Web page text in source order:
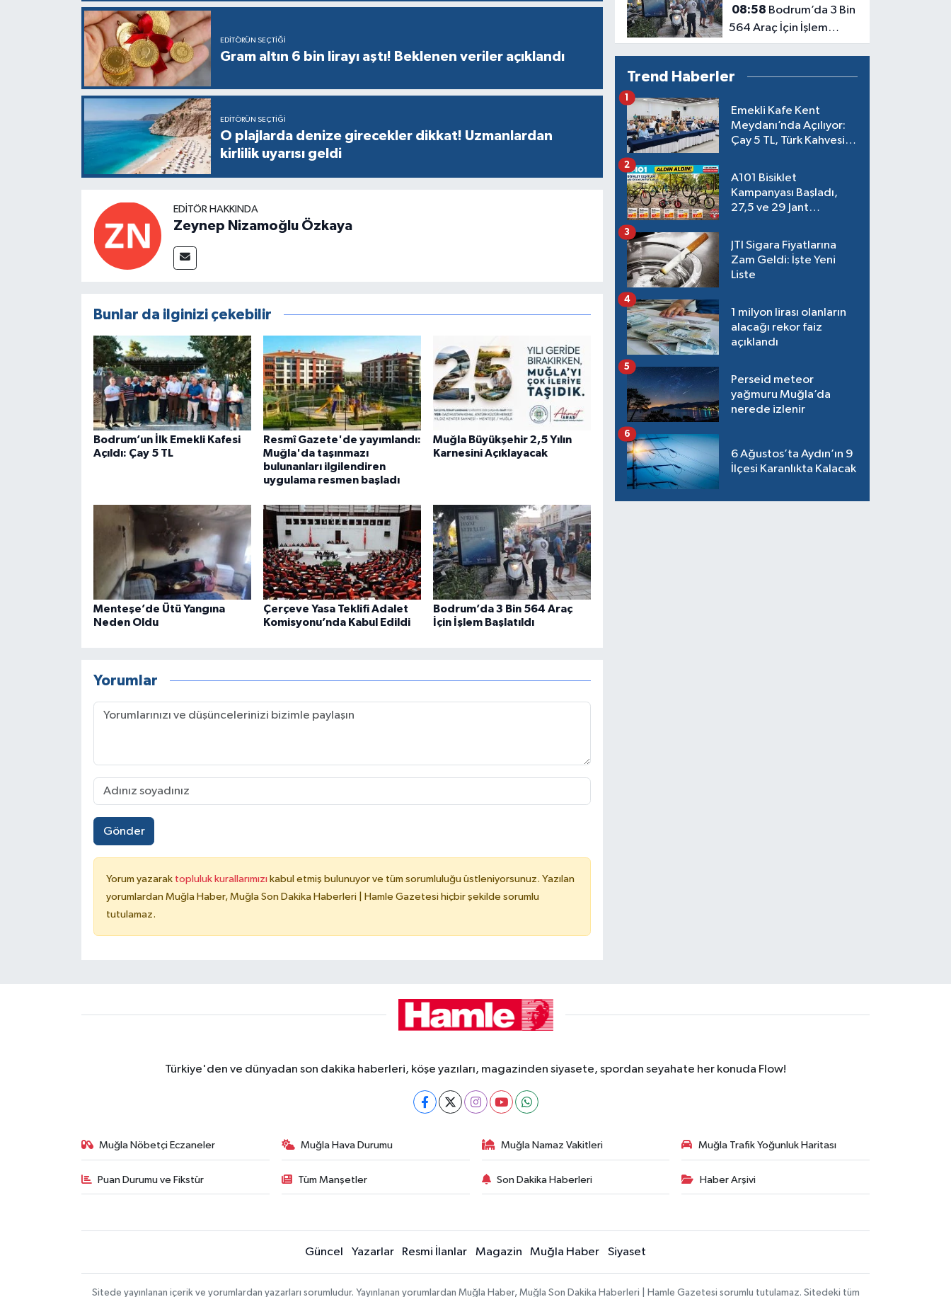
EDITÖRÜN SEÇTIĞI
Gram altın 6 bin lirayı aştı! Beklenen veriler açıklandı
EDITÖRÜN SEÇTIĞI
O plajlarda denize girecekler dikkat! Uzmanlardan
kirlilik uyarısı geldi
EDITÖR HAKKINDA
Zeynep Nizamoğlu Özkaya
Bunlar da ilginizi çekebilir
Bodrum’un İlk Emekli Kafesi
Açıldı: Çay 5 TL
Resmî Gazete'de yayımlandı:
Muğla'da taşınmazı
bulunanları ilgilendiren
uygulama resmen başladı
Muğla Büyükşehir 2,5 Yılın
Karnesini Açıklayacak
Menteşe’de Ütü Yangına
Neden Oldu
Çerçeve Yasa Teklifi Adalet
Komisyonu’nda Kabul Edildi
Bodrum’da 3 Bin 564 Araç
İçin İşlem Başlatıldı
Yorumlar
Gönder
Yorum yazarak topluluk kurallarımızı kabul etmiş bulunuyor ve tüm sorumluluğu üstleniyorsunuz. Yazılan
yorumlardan Muğla Haber, Muğla Son Dakika Haberleri | Hamle Gazetesi hiçbir şekilde sorumlu
tutulamaz.
08:58
564 Araç İçin İşlem
Başlatıldı
Trend Haberler
Emekli Kafe Kent
Meydanı’nda Açılıyor:
Çay 5 TL, Türk Kahvesi
1
A101 Bisiklet
Kampanyası Başladı,
27,5 ve 29 Jant
2
JTI Sigara Fiyatlarına
Zam Geldi: İşte Yeni
Liste
3
1 milyon lirası olanların
alacağı rekor faiz
açıklandı
4
Perseid meteor
yağmuru Muğla’da
nerede izlenir
5
6 Ağustos’ta Aydın’ın 9
İlçesi Karanlıkta Kalacak
6
Türkiye'den ve dünyadan son dakika haberleri, köşe yazıları, magazinden siyasete, spordan seyahate her konuda Flow!
Muğla Nöbetçi Eczaneler Muğla Hava Durumu Muğla Namaz Vakitleri Muğla Trafik Yoğunluk Haritası
Puan Durumu ve Fikstür Tüm Manşetler Son Dakika Haberleri Haber Arşivi
Güncel Yazarlar Resmi İlanlar Magazin Muğla Haber Siyaset
Sitede yayınlanan içerik ve yorumlardan yazarları sorumludur. Yayınlanan yorumlardan Muğla Haber, Muğla Son Dakika Haberleri | Hamle Gazetesi sorumlu tutulamaz. Sitedeki tüm